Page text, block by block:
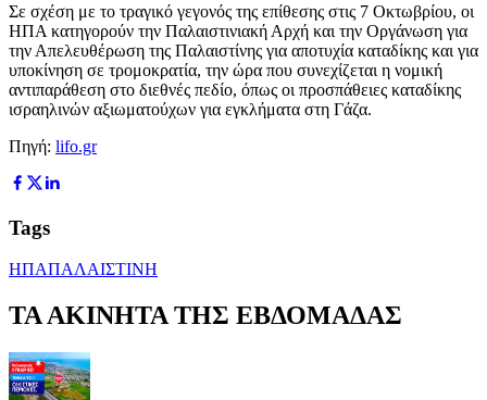
Σε σχέση με το τραγικό γεγονός της επίθεσης στις 7 Οκτωβρίου, οι
ΗΠΑ κατηγορούν την Παλαιστινιακή Αρχή και την Οργάνωση για
την Απελευθέρωση της Παλαιστίνης για αποτυχία καταδίκης και για
υποκίνηση σε τρομοκρατία, την ώρα που συνεχίζεται η νομική
αντιπαράθεση στο διεθνές πεδίο, όπως οι προσπάθειες καταδίκης
ισραηλινών αξιωματούχων για εγκλήματα στη Γάζα.
Πηγή: lifo.gr
Tags
ΗΠΑΠΑΛΑΙΣΤΙΝΗ
ΤΑ ΑΚΙΝΗΤΑ ΤΗΣ ΕΒΔΟΜΑΔΑΣ